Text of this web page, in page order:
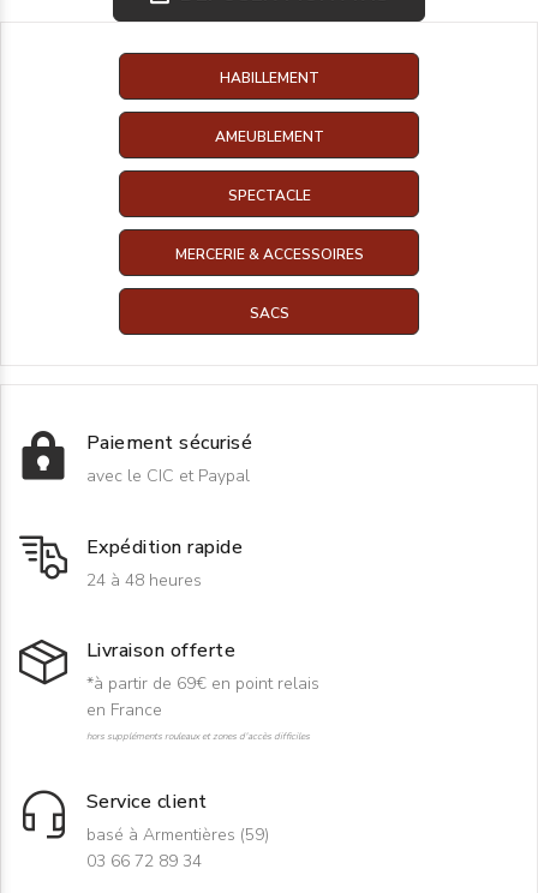
HABILLEMENT
AMEUBLEMENT
SPECTACLE
MERCERIE & ACCESSOIRES
SACS
Paiement sécurisé
avec le CIC et Paypal
Expédition rapide
24 à 48 heures
Livraison offerte
*à partir de 69€ en point relais
en France
hors suppléments rouleaux et zones d'accès difficiles
Service client
basé à Armentières (59)
03 66 72 89 34